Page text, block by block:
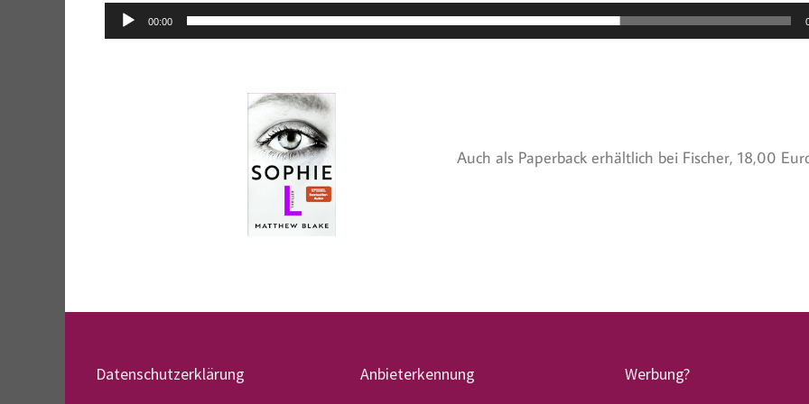
Audio-
Player
00:00
Auch als Paperback erhältlich bei Fischer, 18,00
Datenschutzerklärung Anbieterkennung Werbung?